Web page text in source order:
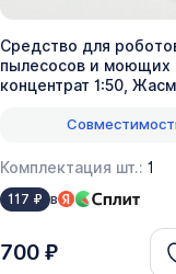
Средство для
пылесосов и моющих
концентрат 1:50,
Комплектация шт.: 1
117 ₽ в
700 ₽